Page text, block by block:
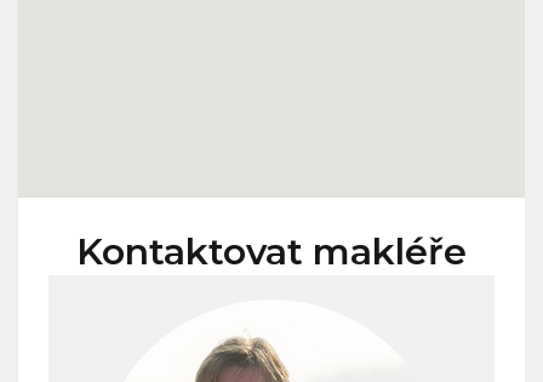
Kontaktovat makléře